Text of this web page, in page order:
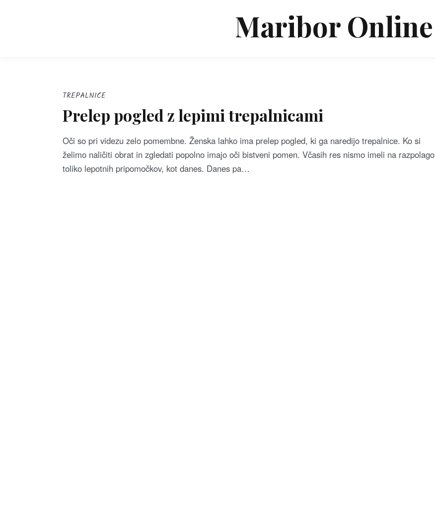
Maribor Online
TREPALNICE
Prelep pogled z lepimi trepalnicami
Oči so pri videzu zelo pomembne. Ženska lahko ima prelep pogled, ki ga naredijo trepalnice. Ko si
želimo naličiti obrat in zgledati popolno imajo oči bistveni pomen. Včasih res nismo imeli na razpolago
toliko lepotnih pripomočkov, kot danes. Danes pa…